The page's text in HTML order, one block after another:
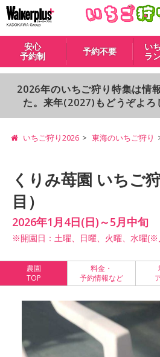
安心
予約制
予約不要
い
ラ
2026年のいちご狩り特集は情
た。来年(2027)もどうぞよろ
いちご狩り2026 東海のいちご狩り
くりみ苺園 いちご
目）
2026年1月4日(日)～5月中旬
※開園日：土曜、日曜、火曜、水曜(※
農園
TOP
料金・
予約情報など